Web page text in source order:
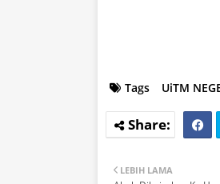
Tags UiTM
LEBIH LAMA